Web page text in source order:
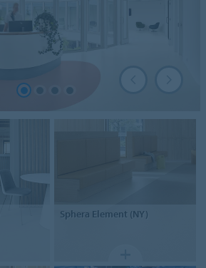
Sphera Element (NY)